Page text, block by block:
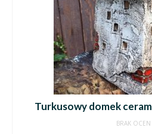
Turkusowy domek
BRAK OCEN